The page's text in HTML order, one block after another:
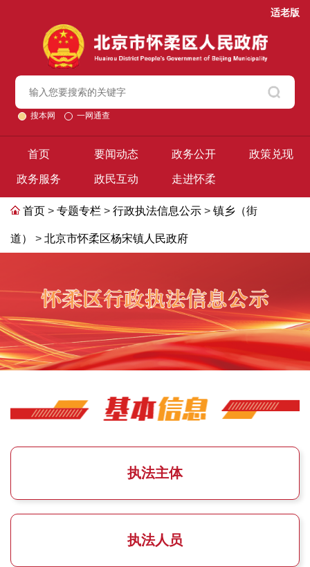
适老版
搜本网 一网通查
首页 要闻动态 政务公开 政策兑现
政务服务 政民互动 走进怀柔
首页 > 专题专栏 > 行政执法信息公示 > 镇乡（街
道） > 北京市怀柔区杨宋镇人民政府
执法主体
执法人员